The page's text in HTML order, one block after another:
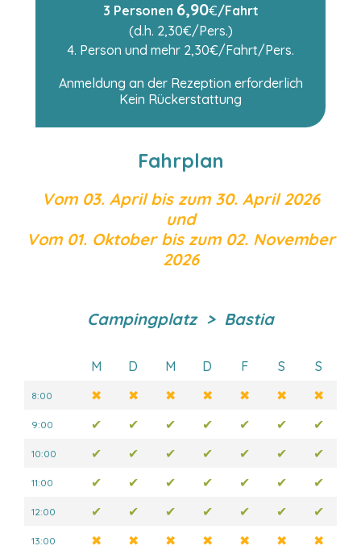
3 Personen 6,90€/Fahrt
(d.h. 2,30€/Pers.)
4. Person und mehr 2,30€/Fahrt/Pers.
Anmeldung an der Rezeption erforderlich
Kein Rückerstattung
Fahrplan
Vom 03. April bis zum 30. April 2026
und
Vom 01. Oktober bis zum 02. November
2026
Campingplatz > Bastia
M D M D F S S
8:00 ✖ ✖ ✖ ✖ ✖ ✖ ✖
9:00 ✔ ✔ ✔ ✔ ✔ ✔ ✔
10:00 ✔ ✔ ✔ ✔ ✔ ✔ ✔
11:00 ✔ ✔ ✔ ✔ ✔ ✔ ✔
12:00 ✔ ✔ ✔ ✔ ✔ ✔ ✔
13:00 ✖ ✖ ✖ ✖ ✖ ✖ ✖